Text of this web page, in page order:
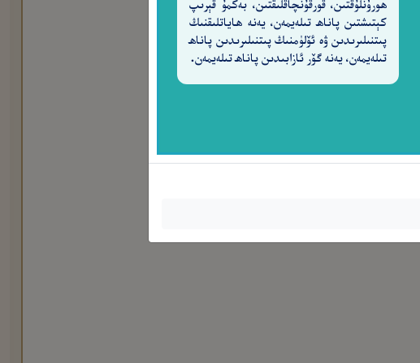
ھورۇنلۇقتىن، قورقۇنچاقلىقتىن، بەكمۇ قېرىپ
كېتىشتىن پاناھ تىلەيمەن، يەنە ھاياتلىقنىڭ
پىتنىلىرىدىن ۋە ئۆلۈمنىڭ پىتنىلىرىدىن پاناھ
تىلەيمەن، يەنە گۆر ئازابىدىن پاناھ تىلەيمەن.